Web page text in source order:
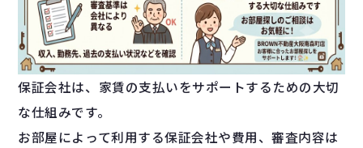
保証会社は、家賃の支払いをサポートするための大切
な仕組みです。
お部屋によって利用する保証会社や費用、審査内容は